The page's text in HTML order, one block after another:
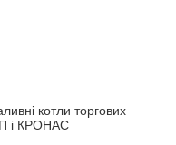
котли торгових
і КРОНАС